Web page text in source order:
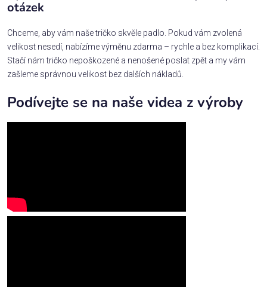
otázek
Chceme, aby vám naše tričko skvěle padlo. Pokud vám zvolená
velikost nesedí, nabízíme výměnu zdarma – rychle a bez komplikací.
Stačí nám tričko nepoškozené a nenošené poslat zpět a my vám
zašleme správnou velikost bez dalších nákladů.
Podívejte se na naše videa z výroby